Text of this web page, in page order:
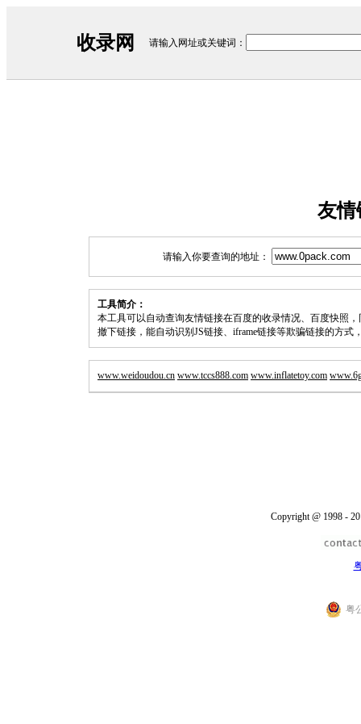
收录网 请输入网址或关键词：
友情
请输入你要查询的地址：
工具简介：
本工具可以自动查询友情链接在百度的收录情况、百度快照
撤下链接，能自动识别JS链接、iframe链接等欺骗链接的方式
www.weidoudou.cn www.tccs888.com www.inflatetoy.com
Copyright @ 1998 -
粤